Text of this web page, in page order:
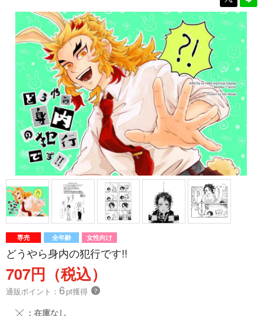
専売 全年齢 女性向け
どうやら身内の犯行です!!
707円（税込）
通販ポイント： 6pt獲得 ？
╳ ：在庫なし